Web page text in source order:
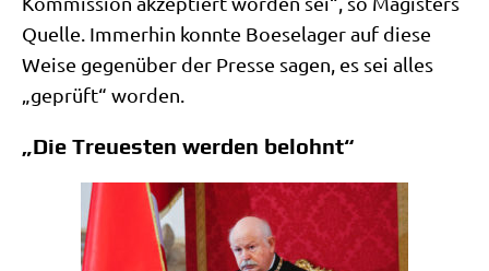
Quel­le. Immer­hin konn­te Boe­se­la­ger auf die­se
Wei­se gegen­über der Pres­se sagen, es sei alles
„geprüft“ worden.
„Die Treuesten werden belohnt“